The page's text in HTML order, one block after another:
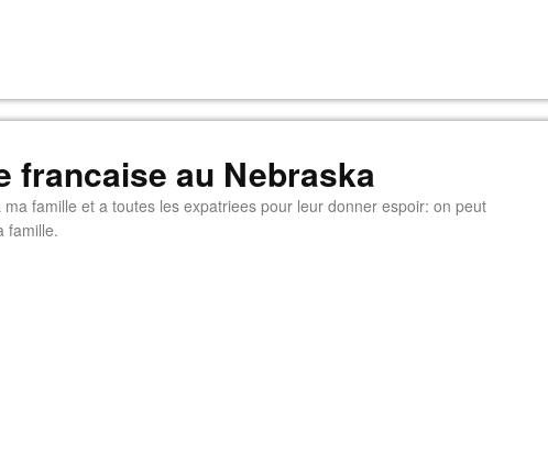
francaise au Nebraska
famille et a toutes les expatriees pour leur donner espoir: on peut
famille.